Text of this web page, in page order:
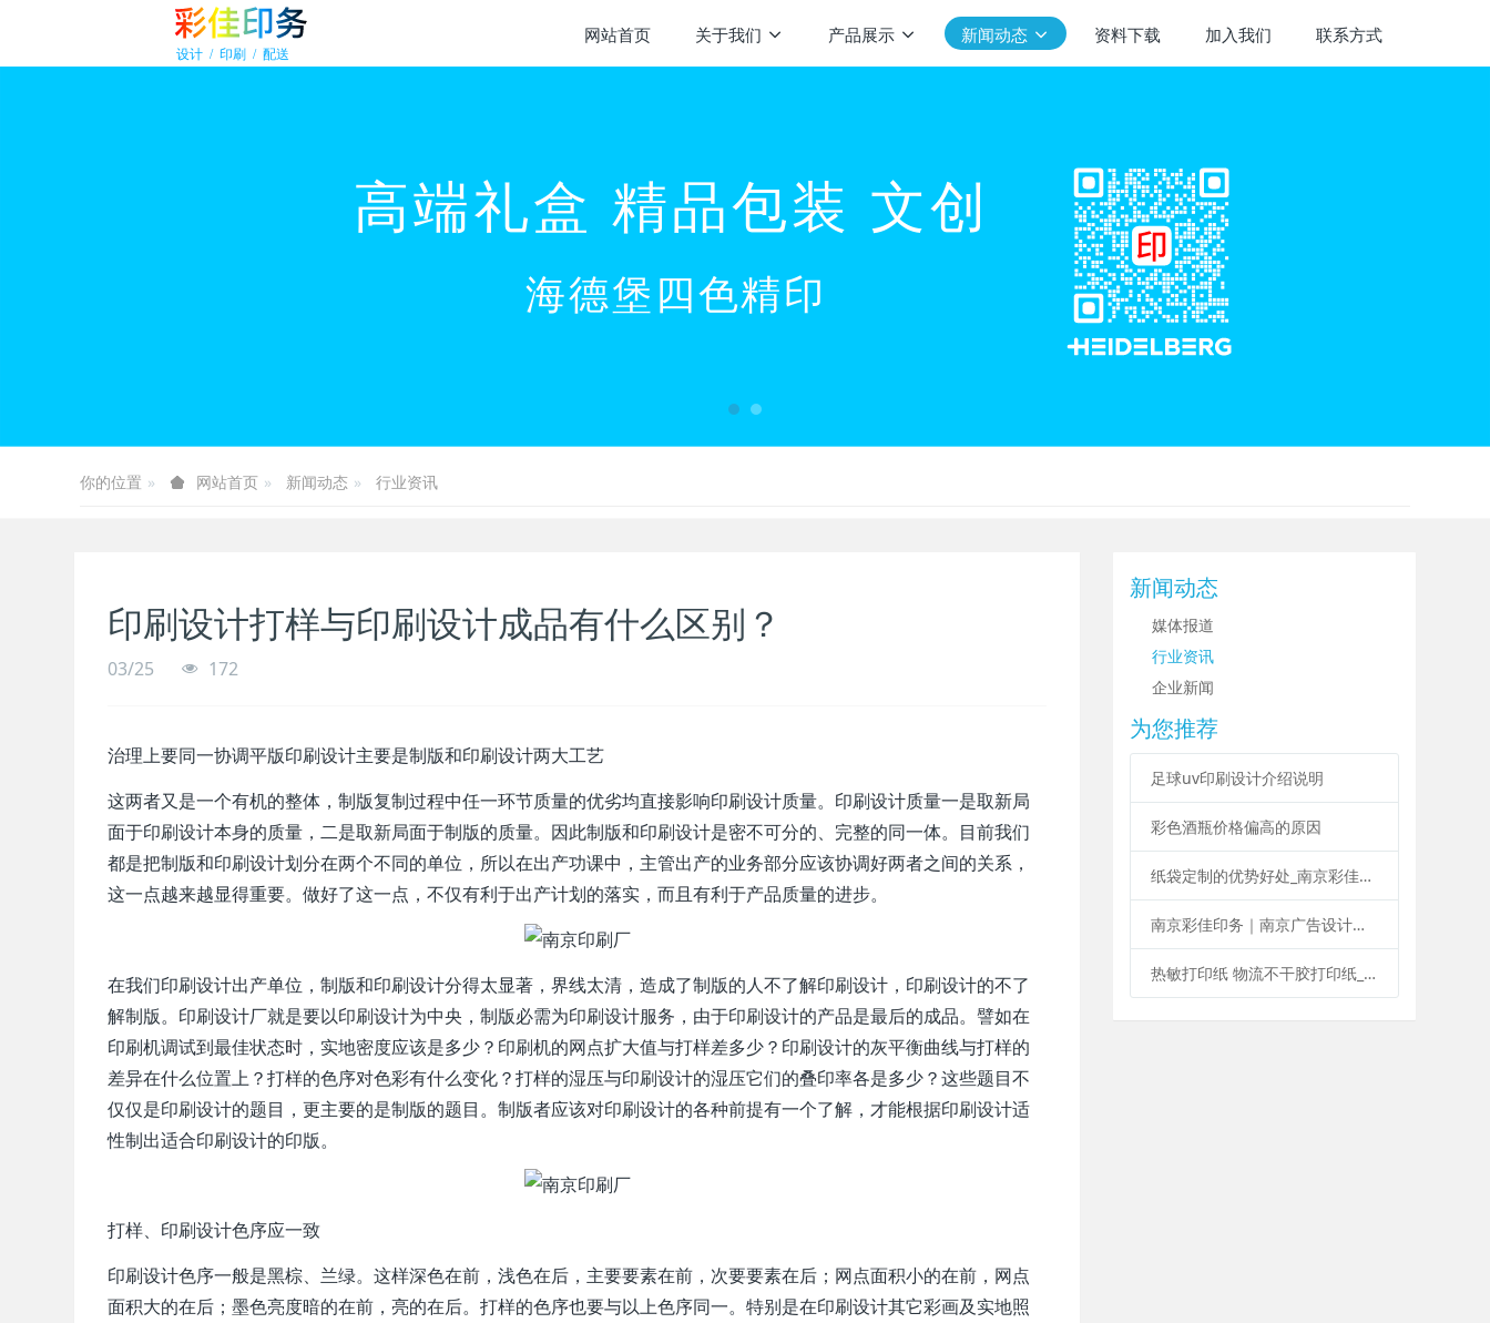
网站首页 关于我们 产品展示 新闻动态 资料下载 加入我们 联系方式
你的位置 网站首页 新闻动态 行业资讯
印刷设计打样与印刷设计成品有什么区别？
03/25 172
治理上要同一协调平版印刷设计主要是制版和印刷设计两大工艺
这两者又是一个有机的整体，制版复制过程中任一环节质量的优劣均直接影响印刷设计质量。印刷设计质量一是取新局
面于印刷设计本身的质量，二是取新局面于制版的质量。因此制版和印刷设计是密不可分的、完整的同一体。目前我们
都是把制版和印刷设计划分在两个不同的单位，所以在出产功课中，主管出产的业务部分应该协调好两者之间的关系，
这一点越来越显得重要。做好了这一点，不仅有利于出产计划的落实，而且有利于产品质量的进步。
在我们印刷设计出产单位，制版和印刷设计分得太显著，界线太清，造成了制版的人不了解印刷设计，印刷设计的不了
解制版。印刷设计厂就是要以印刷设计为中央，制版必需为印刷设计服务，由于印刷设计的产品是最后的成品。譬如在
印刷机调试到最佳状态时，实地密度应该是多少？印刷机的网点扩大值与打样差多少？印刷设计的灰平衡曲线与打样的
差异在什么位置上？打样的色序对色彩有什么变化？打样的湿压与印刷设计的湿压它们的叠印率各是多少？这些题目不
仅仅是印刷设计的题目，更主要的是制版的题目。制版者应该对印刷设计的各种前提有一个了解，才能根据印刷设计适
性制出适合印刷设计的印版。
打样、印刷设计色序应一致
印刷设计色序一般是黑棕、兰绿。这样深色在前，浅色在后，主要要素在前，次要要素在后；网点面积小的在前，网点
面积大的在后；墨色亮度暗的在前，亮的在后。打样的色序也要与以上色序同一。特别是在印刷设计其它彩画及实地照
新闻动态
媒体报道
行业资讯
企业新闻
为您推荐
足球uv印刷设计介绍说明
彩色酒瓶价格偏高的原因
纸袋定制的优势好处_南京彩佳印务纸袋定制印刷
南京彩佳印务｜南京广告设计印刷制作一站式服务
热敏打印纸 物流不干胶打印纸_南京彩佳印务专业标签印刷